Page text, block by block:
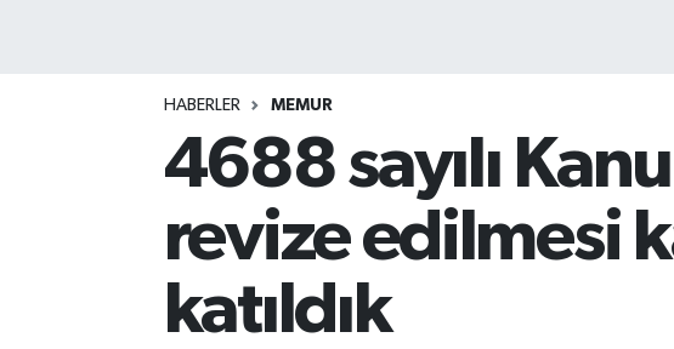
HABERLER MEMUR
4688 sayılı
revize edilmesi
katıldık